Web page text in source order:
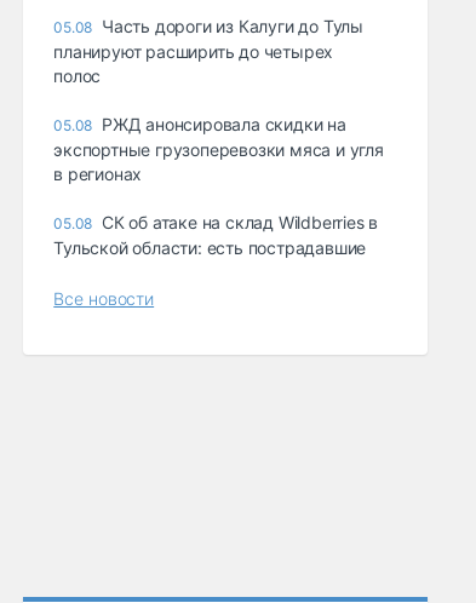
05.08 Часть дороги из Калуги до Тулы
планируют расширить до четырех
полос
05.08 РЖД анонсировала скидки на
экспортные грузоперевозки мяса и угля
в регионах
05.08 СК об атаке на склад Wildberries в
Тульской области: есть пострадавшие
Все новости